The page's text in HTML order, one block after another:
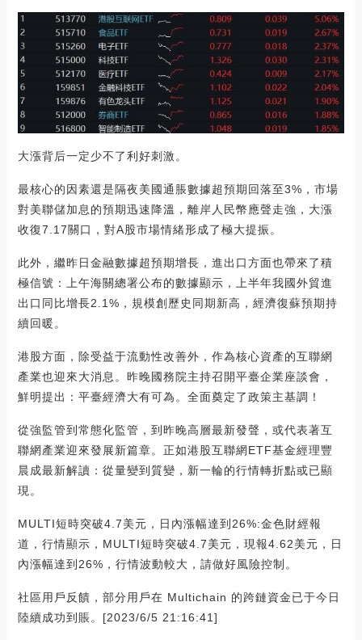
大漲背后一定少不了利好刺激。
最核心的因素還是隔夜美國通脹數據超預期回落至3%，市場
對美聯儲加息的預期迅速降溫，離岸人民幣應聲走強，大漲
收復7.17關口，對A股市場情緒形成了極大提振。
此外，繼昨日金融數據超預期增長，進出口方面也帶來了積
極信號：上午海關總署公布的數據顯示，上半年我國外貿進
出口同比增長2.1%，規模創歷史同期新高，經濟復蘇預期持
續回暖。
港股方面，除受益于流動性改善外，作為核心資產的互聯網
產業也迎來大消息。昨晚國務院主持召開平臺企業座談會，
鮮明提出：平臺經濟大有可為。全面奠定了政策主基調！
從強監管到常態化監管，到昨晚高層最新發聲，或代表著互
聯網產業迎來發展新篇章。正如港股互聯網ETF基金經理豐
晨成最新解讀：從量變到質變，新一輪的行情轉折點或已顯
現。
MULTI短時突破4.7美元，日內漲幅達到26%:金色財經報
道，行情顯示，MULTI短時突破4.7美元，現報4.62美元，日
內漲幅達到26%，行情波動較大，請做好風險控制。
社區用戶反饋，部分用戶在 Multichain 的跨鏈資金已于今日
陸續成功到賬。[2023/6/5 21:16:41]